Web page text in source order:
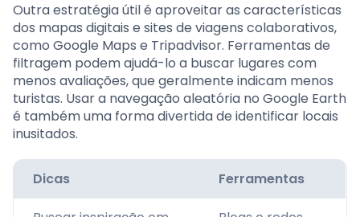
Outra estratégia útil é aproveitar as características
dos mapas digitais e sites de viagens colaborativos,
como Google Maps e Tripadvisor. Ferramentas de
filtragem podem ajudá-lo a buscar lugares com
menos avaliações, que geralmente indicam menos
turistas. Usar a navegação aleatória no Google Earth
é também uma forma divertida de identificar locais
inusitados.
Dicas Ferramentas